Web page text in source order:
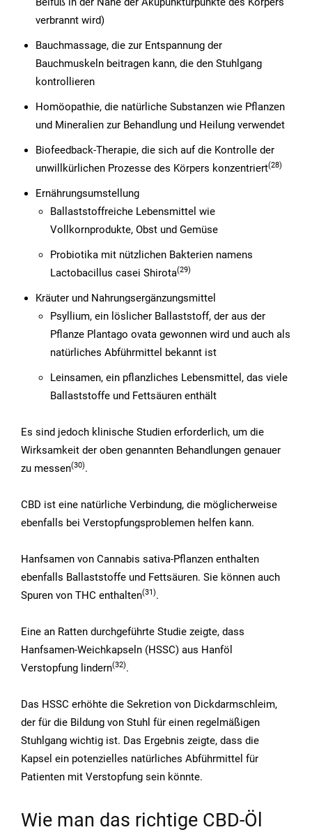
verbrannt wird)
Bauchmassage, die zur Entspannung der
Bauchmuskeln beitragen kann, die den Stuhlgang
kontrollieren
Homöopathie, die natürliche Substanzen wie Pflanzen
und Mineralien zur Behandlung und Heilung verwendet
Biofeedback-Therapie, die sich auf die Kontrolle der
unwillkürlichen Prozesse des Körpers konzentriert(28)
Ernährungsumstellung
Ballaststoffreiche Lebensmittel wie
Vollkornprodukte, Obst und Gemüse
Probiotika mit nützlichen Bakterien namens
Lactobacillus casei Shirota(29)
Kräuter und Nahrungsergänzungsmittel
Psyllium, ein löslicher Ballaststoff, der aus der
Pflanze Plantago ovata gewonnen wird und auch als
natürliches Abführmittel bekannt ist
Leinsamen, ein pflanzliches Lebensmittel, das viele
Ballaststoffe und Fettsäuren enthält
Es sind jedoch klinische Studien erforderlich, um die
Wirksamkeit der oben genannten Behandlungen genauer
zu messen(30).
CBD ist eine natürliche Verbindung, die möglicherweise
ebenfalls bei Verstopfungsproblemen helfen kann.
Hanfsamen von Cannabis sativa-Pflanzen enthalten
ebenfalls Ballaststoffe und Fettsäuren. Sie können auch
Spuren von THC enthalten(31).
Eine an Ratten durchgeführte Studie zeigte, dass
Hanfsamen-Weichkapseln (HSSC) aus Hanföl
Verstopfung lindern(32).
Das HSSC erhöhte die Sekretion von Dickdarmschleim,
der für die Bildung von Stuhl für einen regelmäßigen
Stuhlgang wichtig ist. Das Ergebnis zeigte, dass die
Kapsel ein potenzielles natürliches Abführmittel für
Patienten mit Verstopfung sein könnte.
Wie man das richtige CBD-Öl